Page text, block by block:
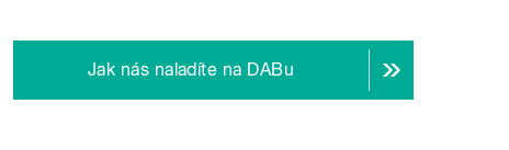
Jak nás naladíte na DABu